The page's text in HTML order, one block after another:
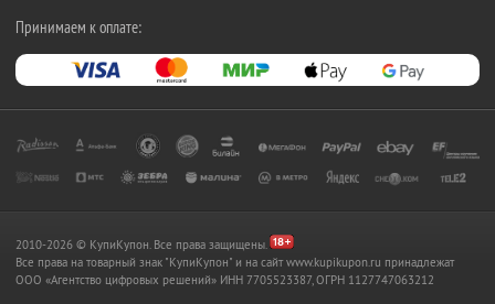
Принимаем к оплате:
2010-2026 © КупиКупон. Все права защищены.
Все права на товарный знак "КупиКупон" и на сайт www.kupikupon.ru принадлежат
OOO «Агентство цифровых решений» ИНН 7705523387, ОГРН 1127747063212